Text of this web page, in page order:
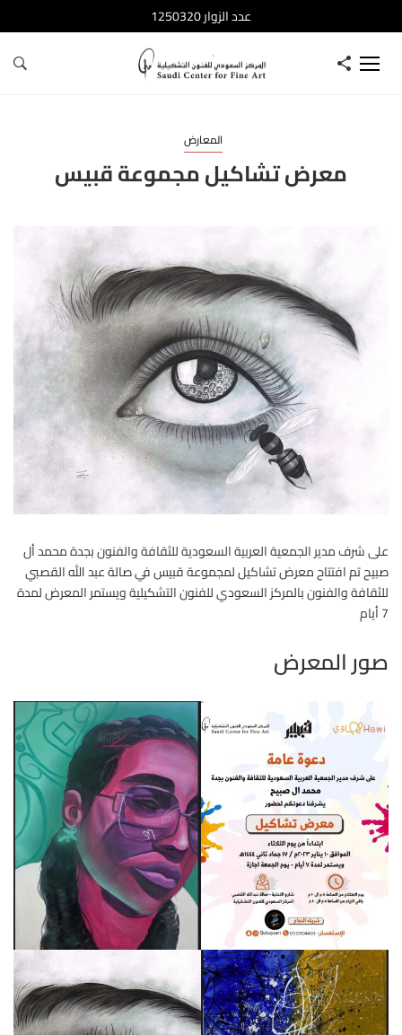
عدد الزوار 1250320
المعارض
معرض تشاكيل مجموعة قبيس
على شرف مدير الجمعية العربية السعودية للثقافة والفنون بجدة محمد أل
صبيح تم افتتاح معرض تشاكيل لمجموعة قبيس في صالة عبد الله القصبي
للثقافة والفنون بالمركز السعودي للفنون التشكيلية ويستمر المعرض لمدة
7 أيام
صور المعرض